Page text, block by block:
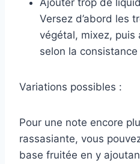
Versez d’abord les
végétal, mixez, puis
selon la
Variations possibles :
Pour une note encore
rassasiante, vous
base fruitée en y